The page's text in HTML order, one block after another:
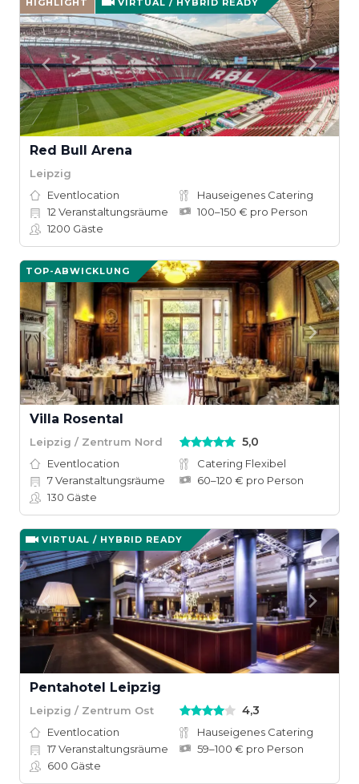
HIGHLIGHT VIRTUAL / HYBRID READY
Red Bull Arena
Leipzig
Eventlocation
Hauseigenes Catering
12 Veranstaltungsräume
100–150 € pro Person
1200 Gäste
TOP-ABWICKLUNG
Villa Rosental
Leipzig / Zentrum Nord 5,0
Eventlocation
Catering Flexibel
7Veranstaltungsräume
60–120 € pro Person
130 Gäste
VIRTUAL / HYBRID READY
Pentahotel Leipzig
Leipzig / Zentrum Ost 4,3
Eventlocation
Hauseigenes Catering
17Veranstaltungsräume
59–100 € pro Person
600 Gäste